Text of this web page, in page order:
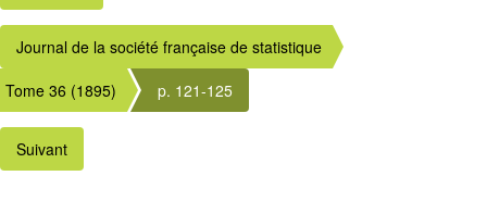
Journal de la société française de statistique
Tome 36 (1895)
p. 121-125
Suivant